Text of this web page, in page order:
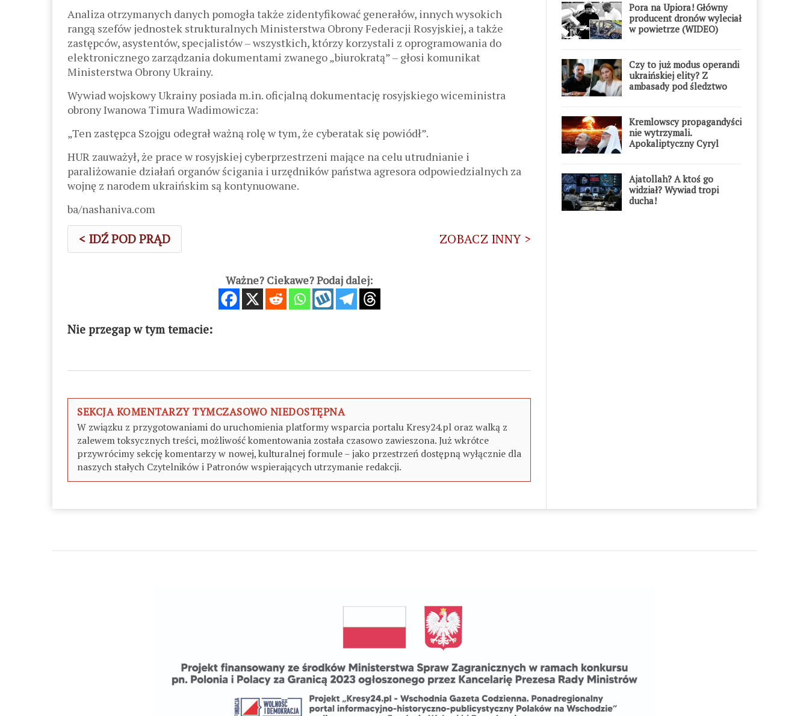
Analiza otrzymanych danych pomogła także zidentyfikować generałów, innych wysokich
rangą szefów jednostek strukturalnych Ministerstwa Obrony Federacji Rosyjskiej, a także
zastępców, asystentów, specjalistów – wszystkich, którzy korzystali z oprogramowania do
elektronicznego zarządzania dokumentami zwanego „biurokratą” – głosi komunikat
Ministerstwa Obrony Ukrainy.
Wywiad wojskowy Ukrainy posiada m.in. oficjalną dokumentację rosyjskiego wiceministra
obrony Iwanowa Timura Wadimowicza:
„Ten zastępca Szojgu odegrał ważną rolę w tym, że cyberatak się powiódł”.
HUR zauważył, że prace w rosyjskiej cyberprzestrzeni mające na celu utrudnianie i
paraliżowanie działań organów ścigania i urzędników państwa agresora odpowiedzialnych za
wojnę z narodem ukraińskim są kontynuowane.
ba/nashaniva.com
< IDŹ POD PRĄD ZOBACZ INNY >
Ważne? Ciekawe? Podaj dalej:
Nie przegap w tym temacie:
SEKCJA KOMENTARZY TYMCZASOWO NIEDOSTĘPNA
W związku z przygotowaniami do uruchomienia platformy wsparcia portalu Kresy24.pl oraz walką z
zalewem toksycznych treści, możliwość komentowania została czasowo zawieszona. Już wkrótce
przywrócimy sekcję komentarzy w nowej, kulturalnej formule – jako przestrzeń dostępną wyłącznie dla
naszych stałych Czytelników i Patronów wspierających utrzymanie redakcji.
Pora na Upiora! Główny
producent dronów wyleciał
w powietrze (WIDEO)
Czy to już modus operandi
ukraińskiej elity? Z
ambasady pod śledztwo
Kremlowscy propagandyści
nie wytrzymali.
Apokaliptyczny Cyryl
Ajatollah? A ktoś go
widział? Wywiad tropi
ducha!